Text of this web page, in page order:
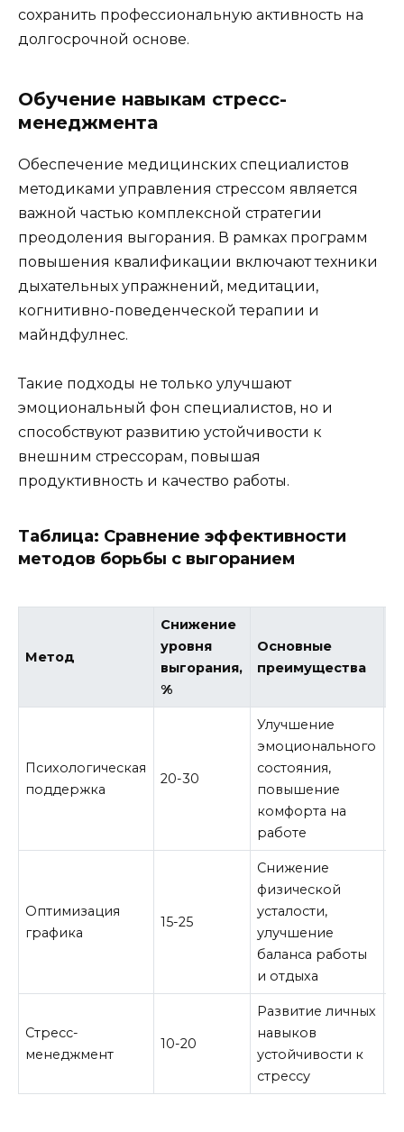
сохранить профессиональную активность на
долгосрочной основе.
Обучение навыкам стресс-
менеджмента
Обеспечение медицинских специалистов
методиками управления стрессом является
важной частью комплексной стратегии
преодоления выгорания. В рамках программ
повышения квалификации включают техники
дыхательных упражнений, медитации,
когнитивно-поведенческой терапии и
майндфулнес.
Такие подходы не только улучшают
эмоциональный фон специалистов, но и
способствуют развитию устойчивости к
внешним стрессорам, повышая
продуктивность и качество работы.
Таблица: Сравнение эффективности
методов борьбы с выгоранием
Метод
Снижение
уровня
выгорания,
%
Основные
преимущества
Психологическая
поддержка
20-30
Улучшение
эмоционального
состояния,
повышение
комфорта на
работе
Оптимизация
графика
15-25
Снижение
физической
усталости,
улучшение
баланса работы
и отдыха
Стресс-
менеджмент
10-20
Развитие личных
навыков
устойчивости к
стрессу